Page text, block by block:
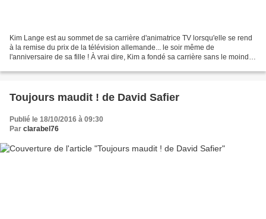
Kim Lange est au sommet de sa carrière d'animatrice TV lorsqu'elle se rend
à la remise du prix de la télévision allemande... le soir même de
l'anniversaire de sa fille ! À vrai dire, Kim a fondé sa carrière sans le moindre
Toujours maudit ! de David Safier
Publié le 18/10/2016 à 09:30
Par clarabel76